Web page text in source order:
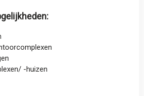
-huizen